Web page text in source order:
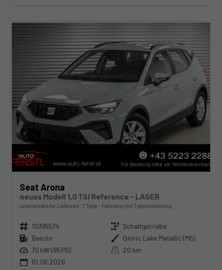
Seat Arona
neues Modell 1,0 TSI Reference - LAGER
unverbindliche Lieferzeit: 7 Tage Fahrzeug mit Tageszulassung
Fahrzeugnr. 10395574 Getriebe Schaltgetriebe
Kraftstoff Benzin Außenfarbe Oniric Lake Metallic (M6)
Leistung 70 kW (95 PS) Kilometerstand 20 km
01.06.2026